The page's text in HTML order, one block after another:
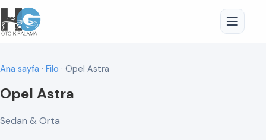
Ana sayfa · Filo · Opel Astra
Opel Astra
Sedan & Orta